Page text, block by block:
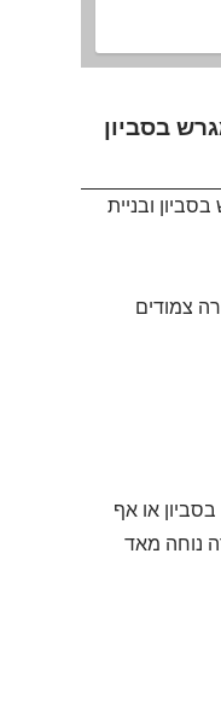
בסביון
ובניית
צמודים
או אף
נוחה מאד